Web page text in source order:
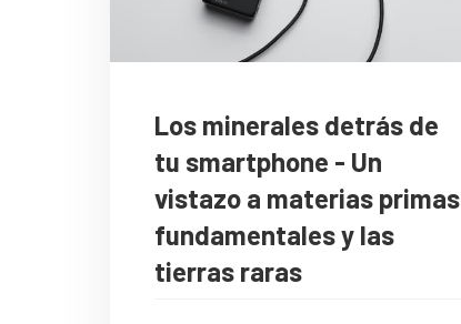
Los minerales detrás de
tu smartphone - Un
vistazo a materias primas
fundamentales y las
tierras raras